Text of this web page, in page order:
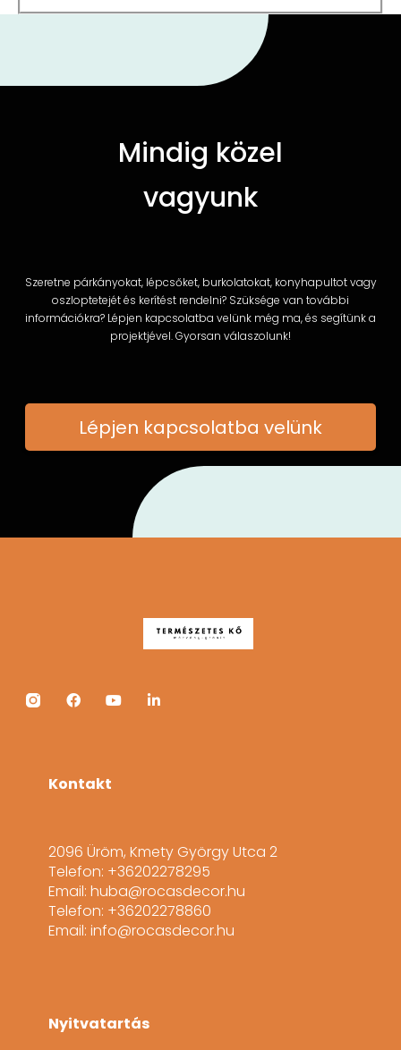
Mindig közel
vagyunk
Szeretne párkányokat, lépcsőket, burkolatokat, konyhapultot vagy
oszloptetejét és kerítést rendelni? Szüksége van további
információkra? Lépjen kapcsolatba velünk még ma, és segítünk a
projektjével. Gyorsan válaszolunk!
Lépjen kapcsolatba velünk
Kontakt
2096 Üröm, Kmety György Utca 2
Telefon: +36202278295
Email: huba@rocasdecor.hu
Telefon: +36202278860
Email: info@rocasdecor.hu
Nyitvatartás